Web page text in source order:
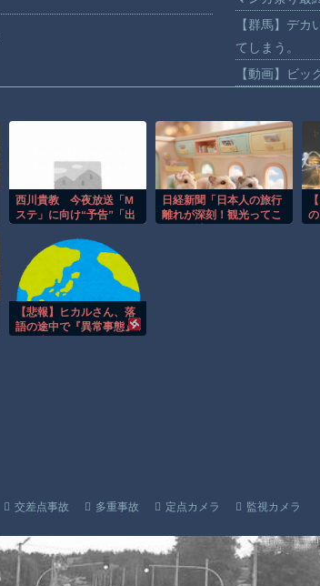
【群馬】デ
てしまう。
【動画】ビッ
∇`）
【動画】タイ
お前らがメイ
は？
Amazonのア
西川貴教 今夜放送「M
ステ」に向け“予告”「出
「恐らくアレも着ま
す！」
日経新聞「日本人の旅行
離れが深刻！観光ってこ
【悲報】ヒカルさん、落
語の途中で『異常事態』
交差点事故 多重事故 定点カメラ 監視カメラ